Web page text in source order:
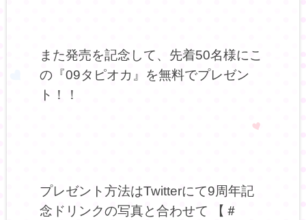
また発売を記念して、先着50名様にこ
の『09タピオカ』を無料でプレゼン
ト！！
プレゼント方法はTwitterにて9周年記
念ドリンクの写真と合わせて 【＃